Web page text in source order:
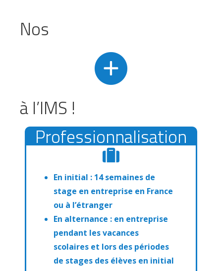
Nos
à l’IMS !
Professionnalisation
En initial : 14 semaines de
stage en entreprise en France
ou à l’étranger
En alternance : en entreprise
pendant les vacances
scolaires et lors des périodes
de stages des élèves en initial